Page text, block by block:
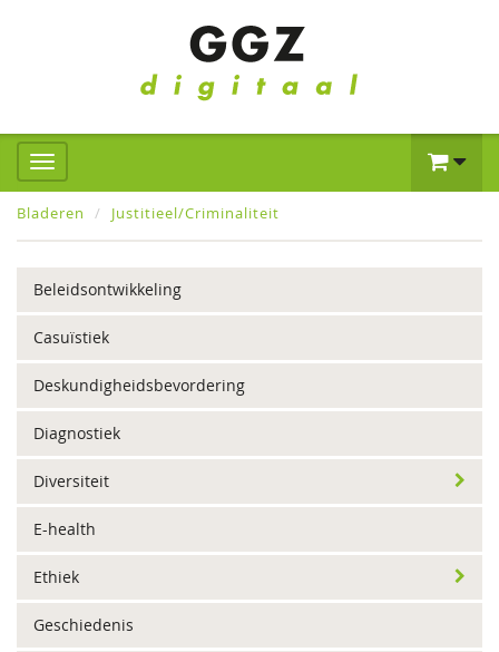
Bladeren Justitieel/Criminaliteit
Beleidsontwikkeling
Casuïstiek
Deskundigheidsbevordering
Diagnostiek
Diversiteit
E-health
Ethiek
Geschiedenis